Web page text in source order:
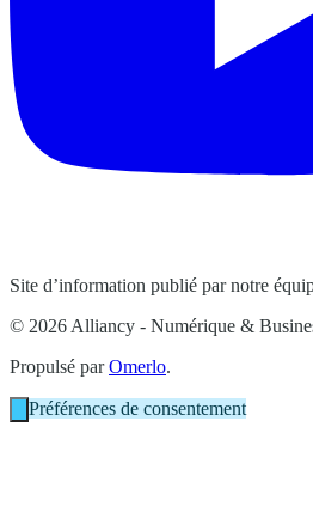
Site d’information publié par notre
© 2026 Alliancy - Numérique &
Propulsé parOmerlo.
Préférences de consentement